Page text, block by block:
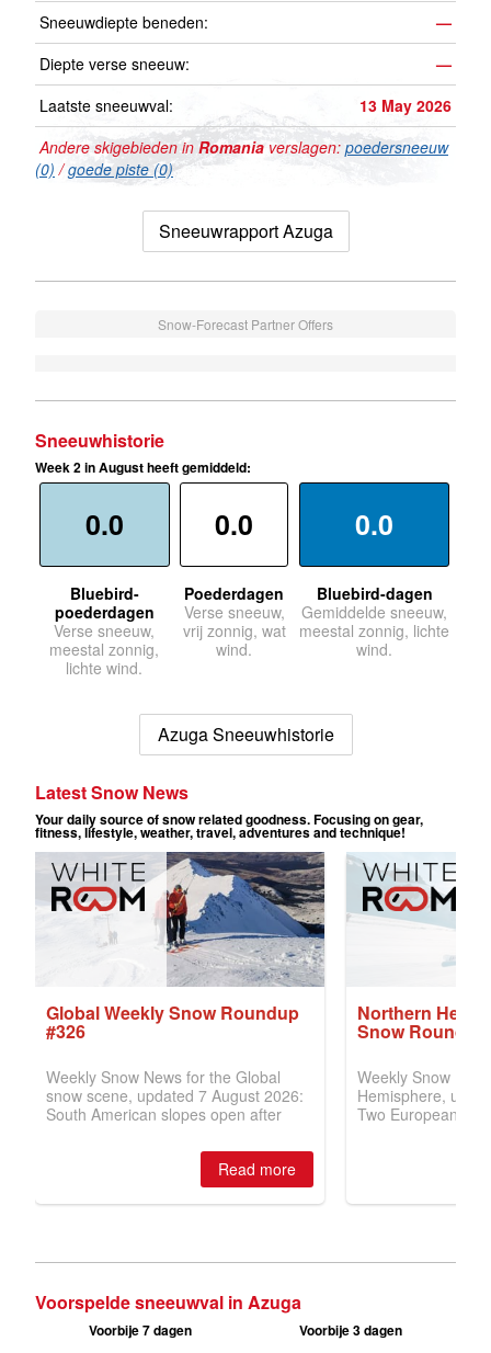
Sneeuwdiepte beneden:
—
Diepte verse sneeuw:
—
Laatste sneeuwval:
13 May 2026
Andere skigebieden in Romania verslagen: poedersneeuw
(0) /goede piste (0)
Sneeuwrapport Azuga
Snow-Forecast Partner Offers
Sneeuwhistorie
Week 2 in August heeft gemiddeld:
0.0
Bluebird-
poederdagen
Verse sneeuw,
meestal zonnig,
lichte wind.
0.0
Poederdagen
Verse sneeuw,
vrij zonnig, wat
wind.
0.0
Bluebird-dagen
Gemiddelde sneeuw,
meestal zonnig, lichte
wind.
Azuga Sneeuwhistorie
Voorspelde sneeuwval in Azuga
Voorbije 7 dagen Voorbije 3 dagen